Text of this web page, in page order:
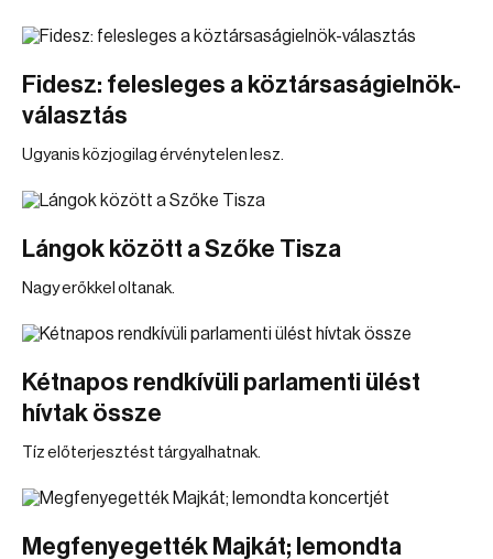
Fidesz: felesleges a köztársaságielnök-
választás
Ugyanis közjogilag érvénytelen lesz.
Lángok között a Szőke Tisza
Nagy erőkkel oltanak.
Kétnapos rendkívüli parlamenti ülést
hívtak össze
Tíz előterjesztést tárgyalhatnak.
Megfenyegették Majkát; lemondta